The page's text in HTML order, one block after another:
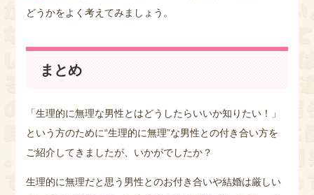
どうかをよく考えてみましょう。
まとめ
「生理的に無理な男性とはどうしたらいいか知りたい！」
という方のために“生理的に無理”な男性との付き合い方を
ご紹介してきましたが、いかがでしたか？
生理的に無理だと思う男性とのお付き合いや結婚は厳しい